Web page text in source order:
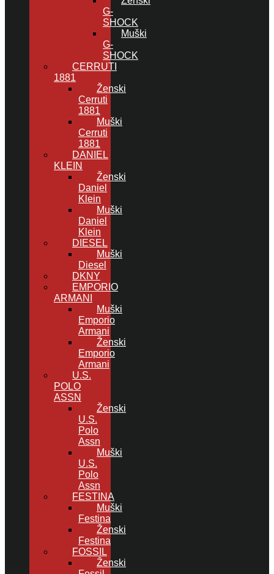
G-
SHOCK
Muški
G-
SHOCK
CERRUTI
1881
Ženski
Cerruti
1881
Muški
Cerruti
1881
DANIEL
KLEIN
Ženski
Daniel
Klein
Muški
Daniel
Klein
DIESEL
Muški
Diesel
DKNY
EMPORIO
ARMANI
Muški
Emporio
Armani
Ženski
Emporio
Armani
U.S.
POLO
ASSN
Ženski
U.S.
Polo
Assn
Muški
U.S.
Polo
Assn
FESTINA
Muški
Festina
Ženski
Festina
FOSSIL
Ženski